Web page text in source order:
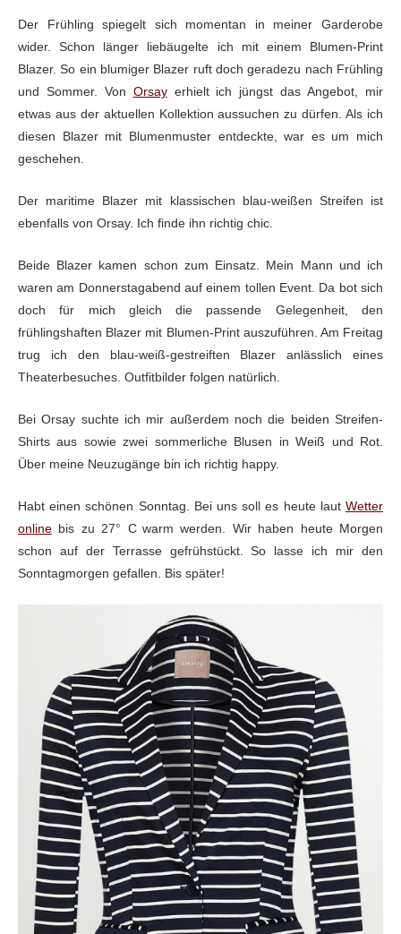
Der Frühling spiegelt sich momentan in meiner Garderobe
wider. Schon länger liebäugelte ich mit einem Blumen-Print
Blazer. So ein blumiger Blazer ruft doch geradezu nach Frühling
und Sommer. Von Orsayerhielt ich jüngst das Angebot, mir
etwas aus der aktuellen Kollektion aussuchen zu dürfen. Als ich
diesen Blazer mit Blumenmuster entdeckte, war es um mich
geschehen.
Der maritime Blazer mit klassischen blau-weißen Streifen ist
ebenfalls von Orsay. Ich finde ihn richtig chic.
Beide Blazer kamen schon zum Einsatz. Mein Mann und ich
waren am Donnerstagabend auf einem tollen Event. Da bot sich
doch für mich gleich die passende Gelegenheit, den
frühlingshaften Blazer mit Blumen-Print auszuführen. Am Freitag
trug ich den blau-weiß-gestreiften Blazer anlässlich eines
Theaterbesuches. Outfitbilder folgen natürlich.
Bei Orsay suchte ich mir außerdem noch die beiden Streifen-
Shirts aus sowie zwei sommerliche Blusen in Weiß und Rot.
Über meine Neuzugänge bin ich richtig happy.
Habt einen schönen Sonntag. Bei uns soll es heute laut Wetter
online bis zu27° C warm werden. Wir haben heute Morgen
schon auf der Terrasse gefrühstückt. So lasse ich mir den
Sonntagmorgen gefallen. Bis später!